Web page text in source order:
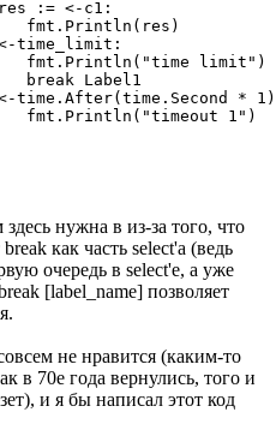
нужна в из-за того, что
как часть select'а (ведь
очередь в select'e, а уже
[label_name] позволяет
не нравится (каким-то
в 70е года вернулись, того и
и я бы написал этот код